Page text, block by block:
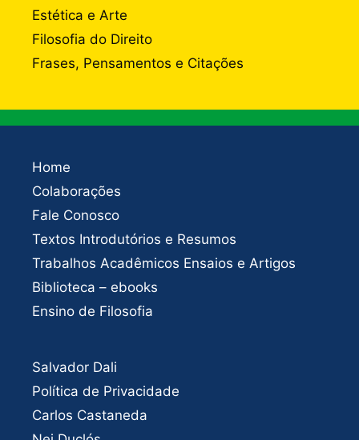
Estética e Arte
Filosofia do Direito
Frases, Pensamentos e Citações
Home
Colaborações
Fale Conosco
Textos Introdutórios e Resumos
Trabalhos Acadêmicos Ensaios e Artigos
Biblioteca – ebooks
Ensino de Filosofia
Salvador Dali
Política de Privacidade
Carlos Castaneda